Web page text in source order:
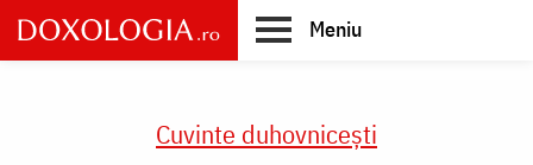
Skip
to
main
Meniu
Cuvinte duhovnicești